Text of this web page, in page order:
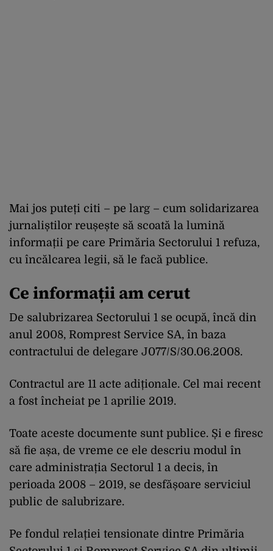
Mai jos puteți citi – pe larg – cum solidarizarea
jurnaliștilor reușește să scoată la lumină
informații pe care Primăria Sectorului 1 refuza,
cu încălcarea legii, să le facă publice.
Ce informații am cerut
De salubrizarea Sectorului 1 se ocupă, încă din
anul 2008, Romprest Service SA, în baza
contractului de delegare J077/S/30.06.2008.
Contractul are 11 acte adiționale. Cel mai recent
a fost încheiat pe 1 aprilie 2019.
Toate aceste documente sunt publice. Și e firesc
să fie așa, de vreme ce ele descriu modul în
care administrația Sectorul 1 a decis, în
perioada 2008 – 2019, se desfășoare serviciul
public de salubrizare.
Pe fondul relației tensionate dintre Primăria